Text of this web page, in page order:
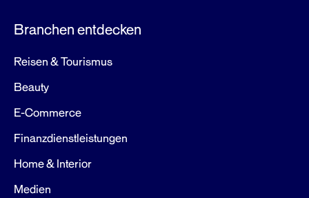
Branchen entdecken
Reisen & Tourismus
Beauty
E-Commerce
Finanzdienstleistungen
Home & Interior
Medien